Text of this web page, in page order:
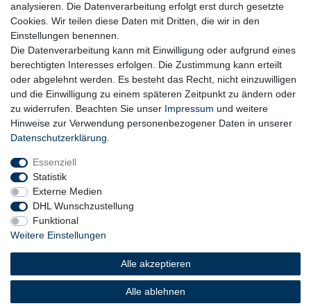
Widerrufs­recht
Daten­schutz­erklärung AGB Barrierefreiheitserklärung
analysieren. Die Datenverarbeitung erfolgt erst durch gesetzte
Cookies. Wir teilen diese Daten mit Dritten, die wir in den
Einstellungen benennen.
Die Datenverarbeitung kann mit Einwilligung oder aufgrund eines
berechtigten Interesses erfolgen. Die Zustimmung kann erteilt
oder abgelehnt werden. Es besteht das Recht, nicht einzuwilligen
und die Einwilligung zu einem späteren Zeitpunkt zu ändern oder
zu widerrufen. Beachten Sie unser Impressum und weitere
Hinweise zur Verwendung personenbezogener Daten in unserer
Daten­schutz­erklärung
Essenziell
Statistik
Externe Medien
DHL Wunschzustellung
Funktional
Weitere Einstellungen
Alle akzeptieren
Alle ablehnen